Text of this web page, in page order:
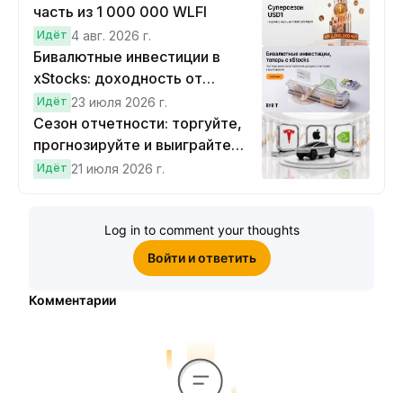
часть из 1 000 000 WLFI
Идёт 4 авг. 2026 г.
Бивалютные инвестиции в
xStocks: доходность от
прогнозов
Идёт 23 июля 2026 г.
Сезон отчетности: торгуйте,
прогнозируйте и выиграйте
Cybertruck!
Идёт 21 июля 2026 г.
Log in to comment your thoughts
Войти и ответить
Комментарии